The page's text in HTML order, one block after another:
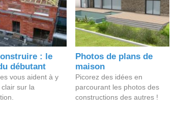
: le
débutant
vous aident à y
sur la
Photos de plans de
maison
Picorez des idées en
parcourant les photos des
constructions des autres !